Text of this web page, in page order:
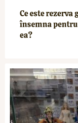
Ce este rezerva
însemna
ea?